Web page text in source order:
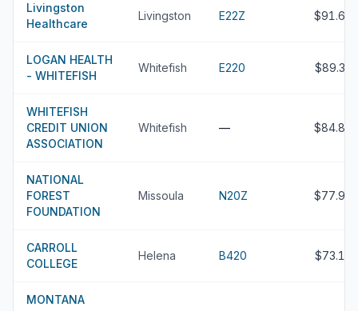
Livingston
Healthcare
Livingston E22Z $91.6M
LOGAN HEALTH
- WHITEFISH
Whitefish E220 $89.3M
WHITEFISH
CREDIT UNION
ASSOCIATION
Whitefish — $84.8M
NATIONAL
FOREST
FOUNDATION
Missoula N20Z $77.9M
CARROLL
COLLEGE
Helena B420 $73.1M
MONTANA